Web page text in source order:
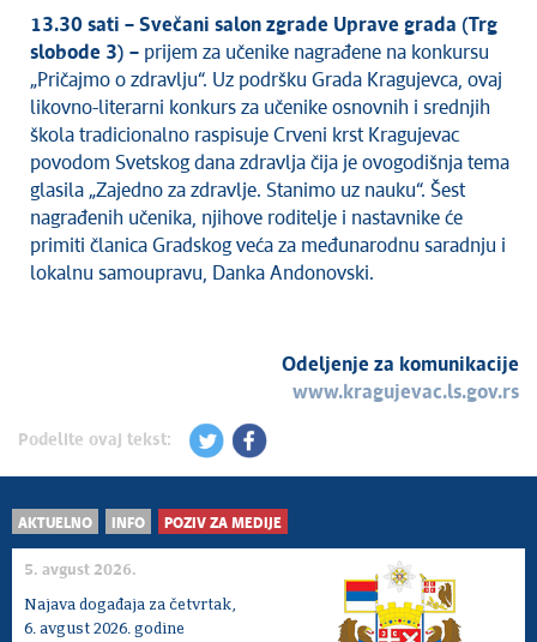
13.30 sati – Svečani salon zgrade Uprave grada (Trg
slobode 3) – prijem za učenike nagrađene na konkursu
„Pričajmo o zdravlju“. Uz podršku Grada Kragujevca, ovaj
likovno-literarni konkurs za učenike osnovnih i srednjih
škola tradicionalno raspisuje Crveni krst Kragujevac
povodom Svetskog dana zdravlja čija je ovogodišnja tema
glasila „Zajedno za zdravlje. Stanimo uz nauku“. Šest
nagrađenih učenika, njihove roditelje i nastavnike će
primiti članica Gradskog veća za međunarodnu saradnju i
lokalnu samoupravu, Danka Andonovski.
Odeljenje za komunikacije
www.kragujevac.ls.gov.rs
Podelite ovaj tekst:
AKTUELNO INFO POZIV ZA MEDIJE
5. avgust 2026.
Najava događaja za četvrtak,
6. avgust 2026. godine